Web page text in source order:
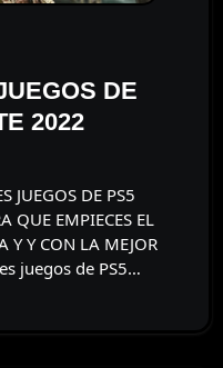
DE
2022
QUE EMPIECES EL
Y Y CON LA MEJOR
juegos de PS5…